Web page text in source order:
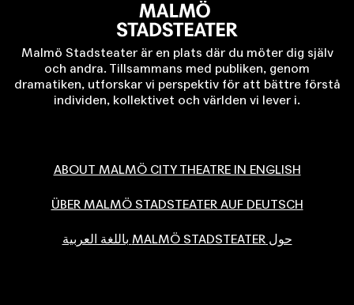
Malmö Stadsteater är en plats där du möter dig själv
och andra. Tillsammans med publiken, genom
dramatiken, utforskar vi perspektiv för att bättre förstå
individen, kollektivet och världen vi lever i.
ABOUT MALMÖ CITY THEATRE IN ENGLISH
ÜBER MALMÖ STADSTEATER AUF DEUTSCH
حول MALMÖ STADSTEATER باللغة العربية